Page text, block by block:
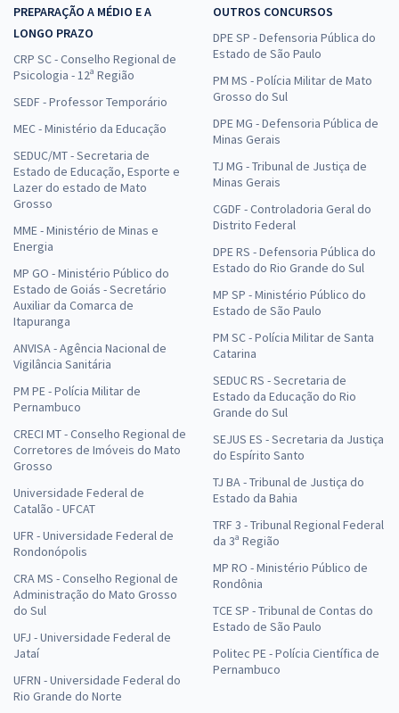
PREPARAÇÃO A MÉDIO E A
LONGO PRAZO
CRP SC - Conselho Regional de
Psicologia - 12ª Região
SEDF - Professor Temporário
MEC - Ministério da Educação
SEDUC/MT - Secretaria de
Estado de Educação, Esporte e
Lazer do estado de Mato
Grosso
MME - Ministério de Minas e
Energia
MP GO - Ministério Público do
Estado de Goiás - Secretário
Auxiliar da Comarca de
Itapuranga
ANVISA - Agência Nacional de
Vigilância Sanitária
PM PE - Polícia Militar de
Pernambuco
CRECI MT - Conselho Regional de
Corretores de Imóveis do Mato
Grosso
Universidade Federal de
Catalão - UFCAT
UFR - Universidade Federal de
Rondonópolis
CRA MS - Conselho Regional de
Administração do Mato Grosso
do Sul
UFJ - Universidade Federal de
Jataí
UFRN - Universidade Federal do
Rio Grande do Norte
OUTROS CONCURSOS
DPE SP - Defensoria Pública do
Estado de São Paulo
PM MS - Polícia Militar de Mato
Grosso do Sul
DPE MG - Defensoria Pública de
Minas Gerais
TJ MG - Tribunal de Justiça de
Minas Gerais
CGDF - Controladoria Geral do
Distrito Federal
DPE RS - Defensoria Pública do
Estado do Rio Grande do Sul
MP SP - Ministério Público do
Estado de São Paulo
PM SC - Polícia Militar de Santa
Catarina
SEDUC RS - Secretaria de
Estado da Educação do Rio
Grande do Sul
SEJUS ES - Secretaria da Justiça
do Espírito Santo
TJ BA - Tribunal de Justiça do
Estado da Bahia
TRF 3 - Tribunal Regional Federal
da 3ª Região
MP RO - Ministério Público de
Rondônia
TCE SP - Tribunal de Contas do
Estado de São Paulo
Politec PE - Polícia Científica de
Pernambuco